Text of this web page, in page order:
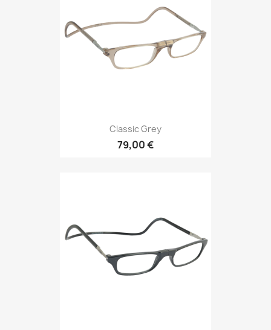
Classic Grey
79,00 €